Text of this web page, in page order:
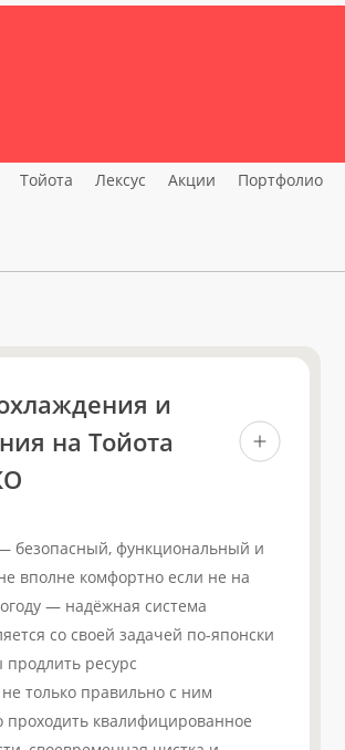
Тойота Лексус Акции Портфолио
и
на Тойота
безопасный, функциональный и
вполне комфортно если не на
— надёжная система
со своей задачей по-японски
ресурс
только правильно с ним
проходить квалифицированное